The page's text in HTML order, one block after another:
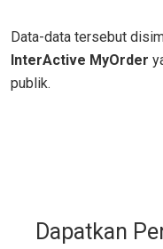
Data-data tersebut
InterActive MyOrder
publik.
Dapatkan